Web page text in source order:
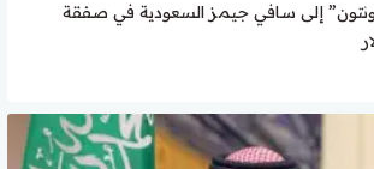
إلى سافي جيمز السعودية في صفقة